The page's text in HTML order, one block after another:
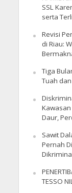
SSL
serta
Revisi
di Riau:
Tiga
Tuah
Daur,
Sawit
Pernah
TESSO